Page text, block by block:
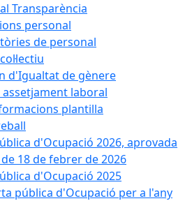
Transparència
personal
de personal
d'Igualtat de gènere
laboral
plantilla
d'Ocupació 2026, aprovada
18 de febrer de 2026
d'Ocupació 2025
pública d'Ocupació per a l'any